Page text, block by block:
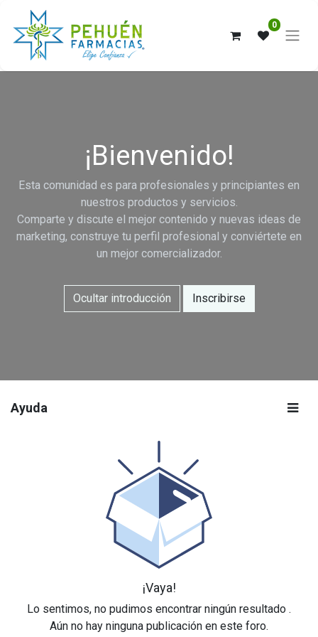
0
¡Bienvenido!
Esta comunidad es para profesionales y principiantes en
nuestros productos y servicios.
Comparte y discute el mejor contenido y nuevas ideas de
marketing, construye tu perfil profesional y conviértete en
un mejor comercializador.
Ocultar introducción Inscribirse
Ayuda
¡Vaya!
Lo sentimos, no pudimos encontrar ningún resultado .
Aún no hay ninguna publicación en este foro.